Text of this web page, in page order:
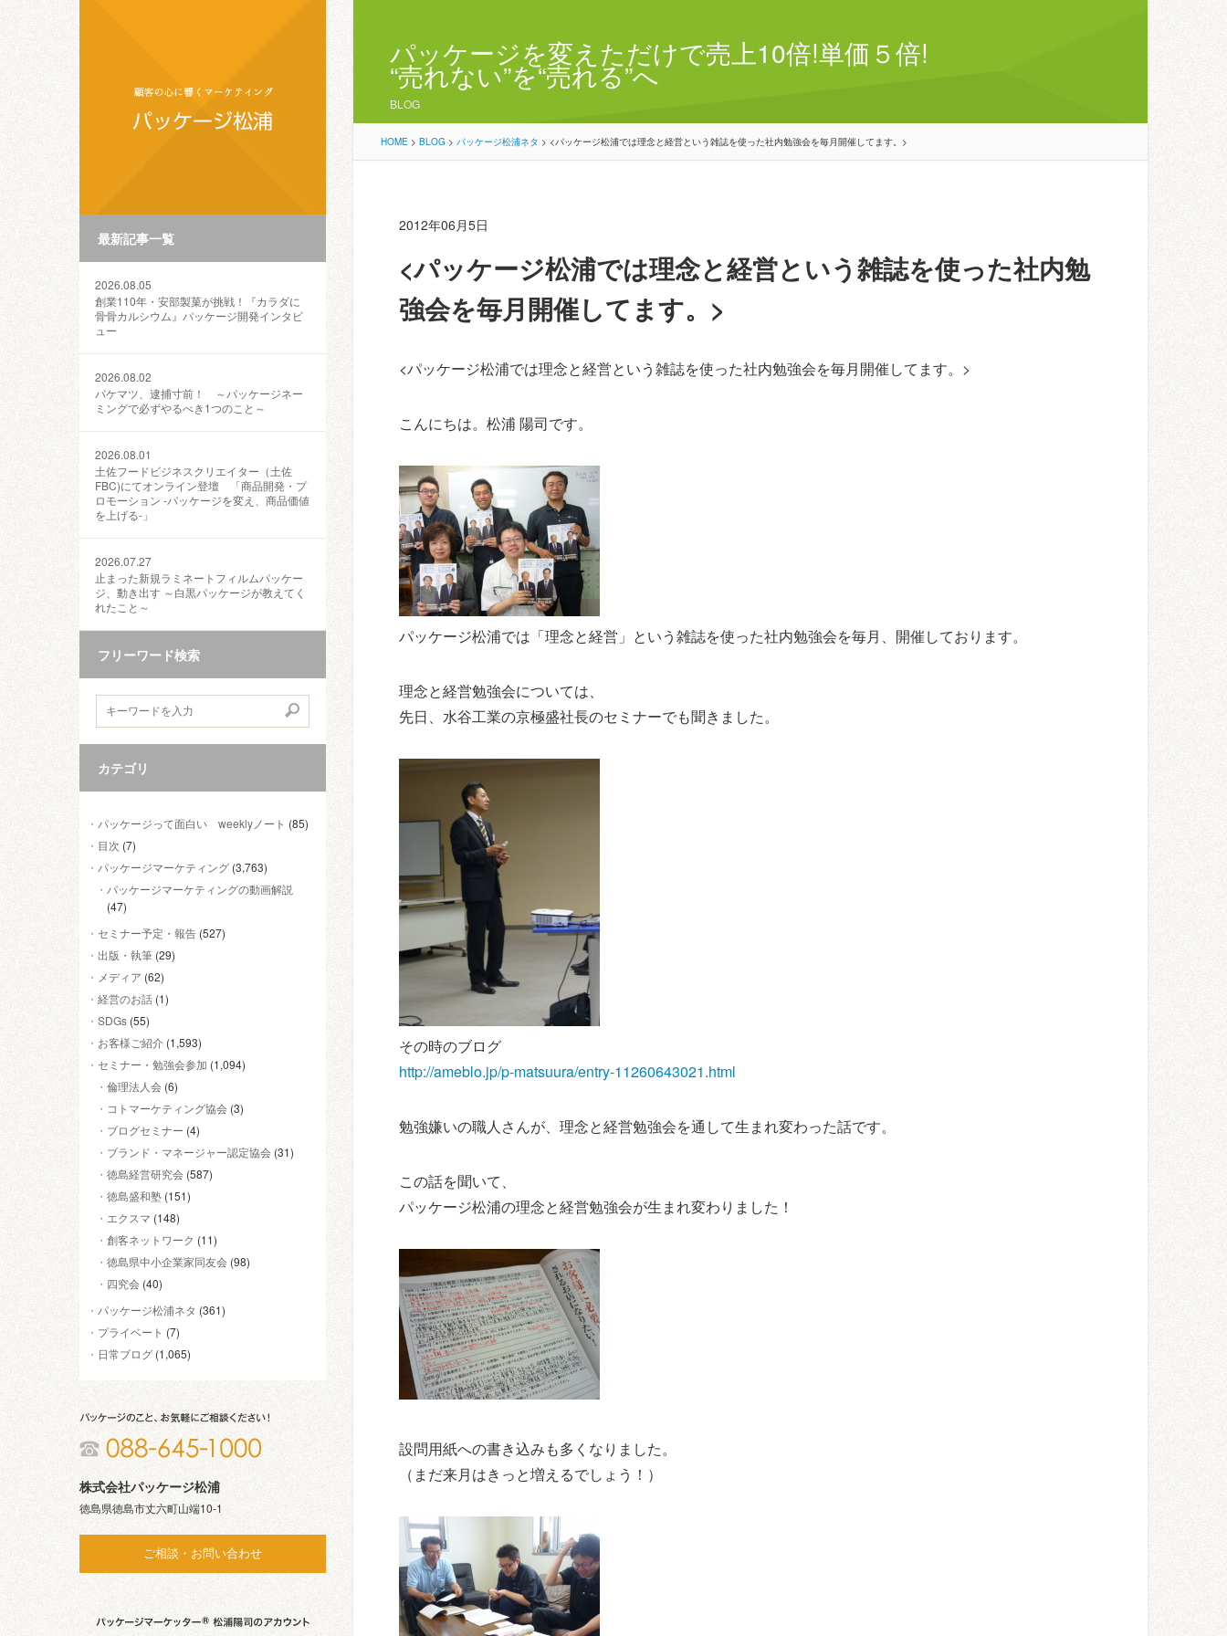
最新記事一覧
2026.08.05
創業110年・安部製菓が挑戦！『カラダに
骨骨カルシウム』パッケージ開発インタビ
ュー
2026.08.02
パケマツ、逮捕寸前！ ～パッケージネー
ミングで必ずやるべき1つのこと～
2026.08.01
土佐フードビジネスクリエイター（土佐
FBC)にてオンライン登壇 「商品開発・プ
ロモーション ‐パッケージを変え、商品価値
を上げる‐」
2026.07.27
止まった新規ラミネートフィルムパッケー
ジ、動き出す ～白黒パッケージが教えてく
れたこと～
フリーワード検索
カテゴリ
パッケージって面白い weeklyノート (85)
目次 (7)
パッケージマーケティング (3,763)
パッケージマーケティングの動画解説
(47)
セミナー予定・報告 (527)
出版・執筆 (29)
メディア (62)
経営のお話 (1)
SDGs (55)
お客様ご紹介 (1,593)
セミナー・勉強会参加 (1,094)
倫理法人会 (6)
コトマーケティング協会 (3)
ブログセミナー (4)
ブランド・マネージャー認定協会 (31)
徳島経営研究会 (587)
徳島盛和塾 (151)
エクスマ (148)
創客ネットワーク (11)
徳島県中小企業家同友会 (98)
四究会 (40)
パッケージ松浦ネタ (361)
プライベート (7)
日常ブログ (1,065)
株式会社パッケージ松浦
徳島県徳島市丈六町山端10-1
ご相談・お問い合わせ
パッケージを変えただけで売上10倍!単価５倍!
“売れない”を“売れる”へ
BLOG
HOME > BLOG > パッケージ松浦ネタ > <パッケージ松浦では理念と経営という雑誌を使った社内勉強会を毎月開催してます。>
2012年06月5日
<パッケージ松浦では理念と経営という雑誌を使った社内勉
強会を毎月開催してます。>
<パッケージ松浦では理念と経営という雑誌を使った社内勉強会を毎月開催してます。>
こんにちは。松浦 陽司です。
パッケージ松浦では「理念と経営」という雑誌を使った社内勉強会を毎月、開催しております。
理念と経営勉強会については、
先日、水谷工業の京極盛社長のセミナーでも聞きました。
その時のブログ
http://ameblo.jp/p-matsuura/entry-11260643021.html
勉強嫌いの職人さんが、理念と経営勉強会を通して生まれ変わった話です。
この話を聞いて、
パッケージ松浦の理念と経営勉強会が生まれ変わりました！
設問用紙への書き込みも多くなりました。
（まだ来月はきっと増えるでしょう！）